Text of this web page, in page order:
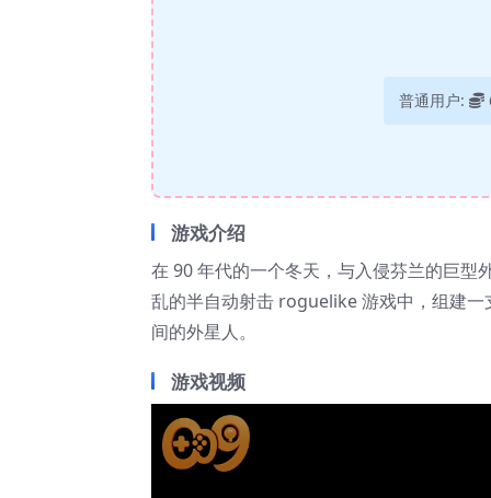
普通用户:
游戏介绍
在 90 年代的一个冬天，与入侵芬兰的巨型
乱的半自动射击 roguelike 游戏中，组建
间的外星人。
游戏视频